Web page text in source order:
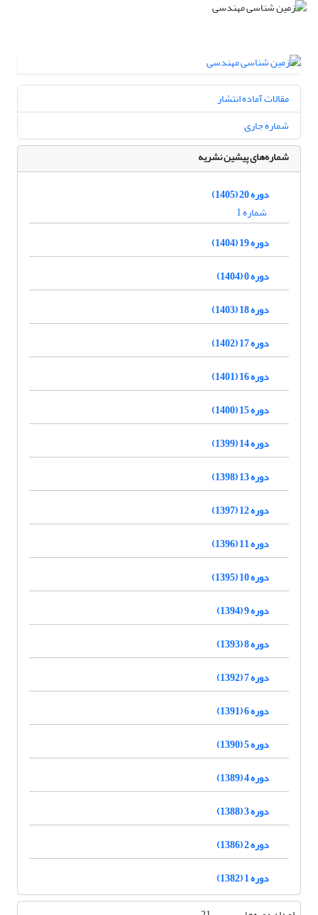
مقالات آماده انتشار
شماره جاری
شماره‌های پیشین نشریه
دوره 20 (1405)
شماره 1
دوره 19 (1404)
دوره 0 (1404)
دوره 18 (1403)
دوره 17 (1402)
دوره 16 (1401)
دوره 15 (1400)
دوره 14 (1399)
دوره 13 (1398)
دوره 12 (1397)
دوره 11 (1396)
دوره 10 (1395)
دوره 9 (1394)
دوره 8 (1393)
دوره 7 (1392)
دوره 6 (1391)
دوره 5 (1390)
دوره 4 (1389)
دوره 3 (1388)
دوره 2 (1386)
دوره 1 (1382)